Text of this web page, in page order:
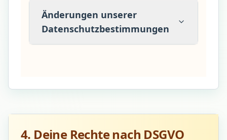
Änderungen unserer
Datenschutzbestimmungen
4. Deine Rechte nach DSGVO